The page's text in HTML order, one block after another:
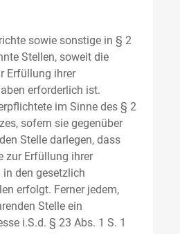
sowie sonstige in § 2
Stellen, soweit die
Erfüllung ihrer
erforderlich ist.
im Sinne des § 2
sofern sie gegenüber
Stelle darlegen, dass
zur Erfüllung ihrer
den gesetzlich
erfolgt. Ferner jedem,
Stelle ein
i.S.d. § 23 Abs. 1 S. 1